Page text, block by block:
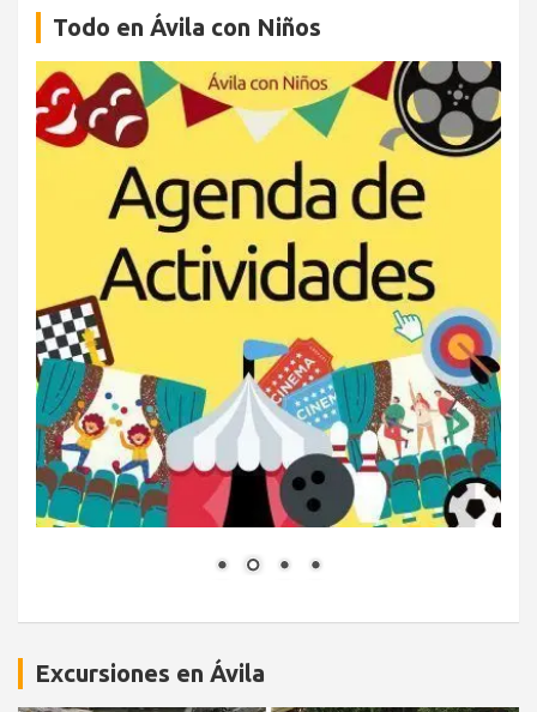
Todo en Ávila con Niños
Excursiones en Ávila